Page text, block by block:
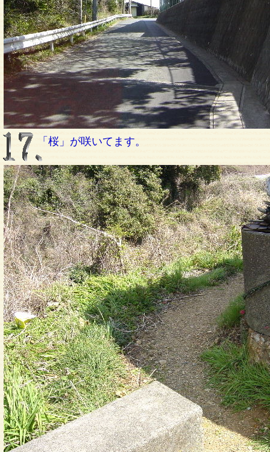
「桜」が咲いてます。